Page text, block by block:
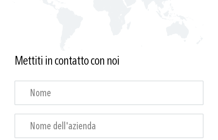
Mettiti in contatto con noi